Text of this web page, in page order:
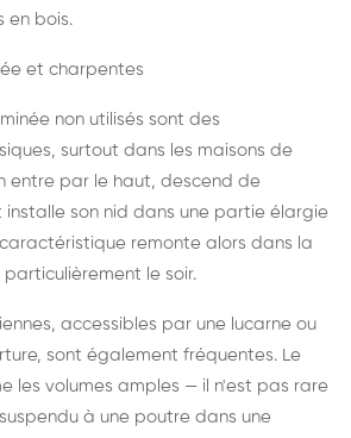
en bois.
et charpentes
non utilisés sont des
surtout dans les maisons de
entre par le haut, descend de
son nid dans une partie élargie
remonte alors dans la
le soir.
accessibles par une lucarne ou
sont également fréquentes. Le
les volumes amples — il n'est pas rare
à une poutre dans une